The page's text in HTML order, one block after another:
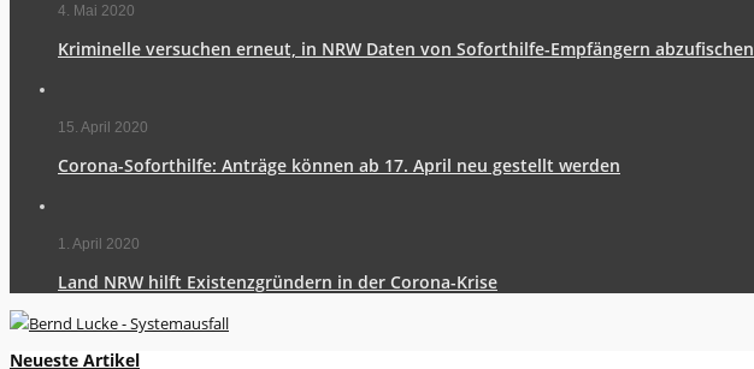
4. Mai 2020
Kriminelle versuchen erneut, in NRW Daten von Soforthilfe-Empfängern abzufischen
15. April 2020
Corona-Soforthilfe: Anträge können ab 17. April neu gestellt werden
1. April 2020
Land NRW hilft Existenzgründern in der Corona-Krise
Neueste Artikel